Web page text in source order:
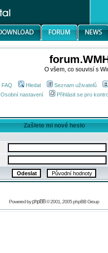
O všem, co souvisí s
FAQ Hledat Seznam uživatelů
Osobní nastavení
Přihlásit se pro
Zašlete mi nové heslo
Powered byphpBB© 2001, 2005 phpBB Group